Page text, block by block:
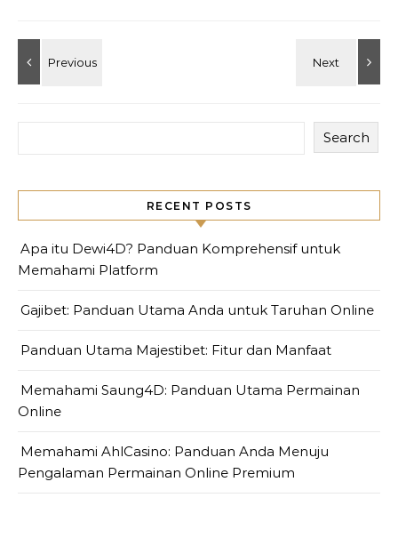
Search
RECENT POSTS
Apa itu Dewi4D? Panduan Komprehensif untuk
Memahami Platform
Gajibet: Panduan Utama Anda untuk Taruhan Online
Panduan Utama Majestibet: Fitur dan Manfaat
Memahami Saung4D: Panduan Utama Permainan
Online
Memahami AhlCasino: Panduan Anda Menuju
Pengalaman Permainan Online Premium